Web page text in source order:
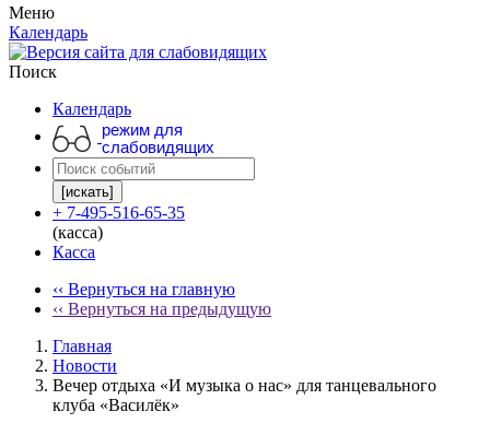
Меню
Календарь
Поиск
Календарь
режим для
слабовидящих
[искать]
+ 7-495-516-65-35
(касса)
Касса
‹‹ Вернуться на главную
‹‹ Вернуться на предыдущую
Главная
Новости
Вечер отдыха «И музыка о нас» для танцевального
клуба «Василёк»